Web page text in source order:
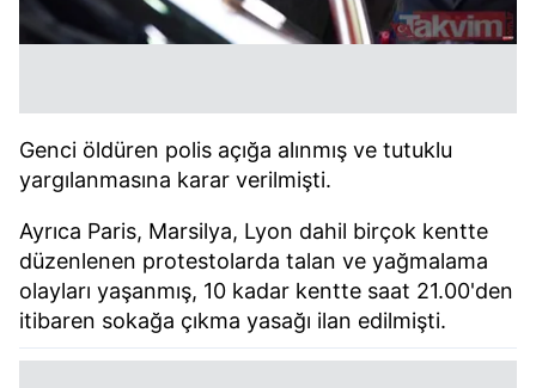
Genci öldüren polis açığa alınmış ve tutuklu
yargılanmasına karar verilmişti.
Ayrıca Paris, Marsilya, Lyon dahil birçok kentte
düzenlenen protestolarda talan ve yağmalama
olayları yaşanmış, 10 kadar kentte saat 21.00'den
itibaren sokağa çıkma yasağı ilan edilmişti.